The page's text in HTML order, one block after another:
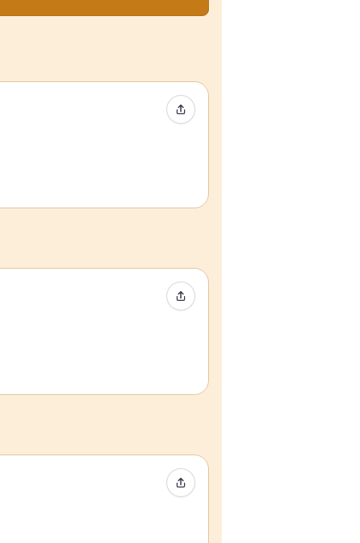
Condividi evento
Condividi evento
Condividi evento